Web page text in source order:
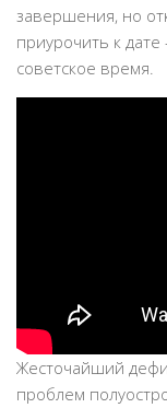
завершения, но
приурочить к
советское время.
Жесточайший
проблем